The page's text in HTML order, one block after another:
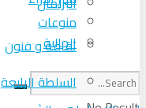
منوعات
ثقافة و فنون
الجالية
السلطة الرابعة